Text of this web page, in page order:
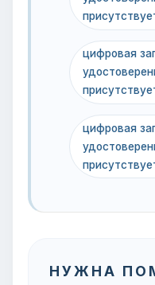
цифровая
цифровая
НУЖНА